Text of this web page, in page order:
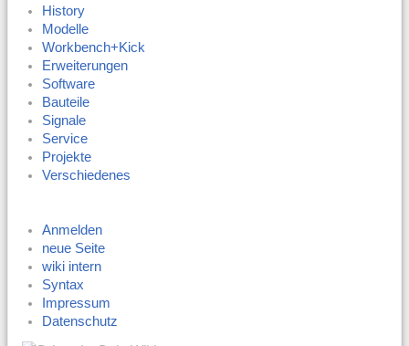
History
Modelle
Workbench+Kick
Erweiterungen
Software
Bauteile
Signale
Service
Projekte
Verschiedenes
Anmelden
neue Seite
wiki intern
Syntax
Impressum
Datenschutz